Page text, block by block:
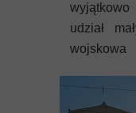
udział
wojskowa